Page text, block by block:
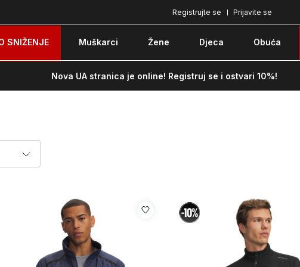
Pozovite nas na: 051/490-130 Besplatna
Prijavite se
Registrujte se
SNIŽENJE Muškarci Žene Djeca Obuća
Nova UA stranica je online! Registruj se i ostvari 10%!